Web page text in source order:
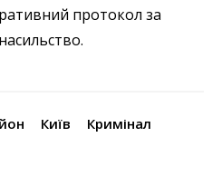
протокол за
Київ
Кримінал